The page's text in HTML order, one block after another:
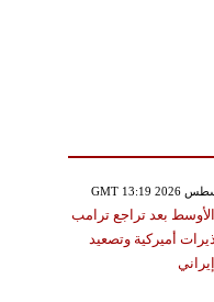
بعد تراجع ترامب
أميركية وتصعيد
إيراني